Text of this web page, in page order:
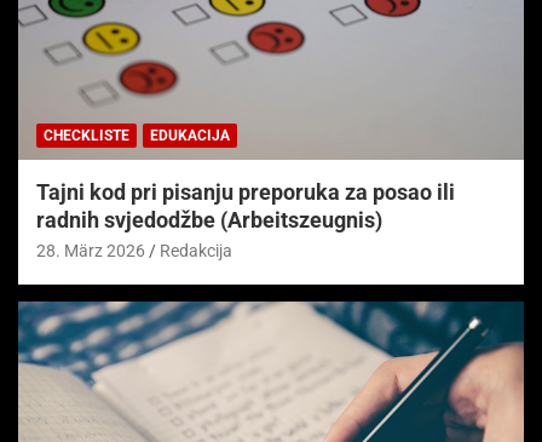
CHECKLISTE EDUKACIJA
Tajni kod pri pisanju preporuka za posao ili
radnih svjedodžbe (Arbeitszeugnis)
28. März 2026 Redakcija